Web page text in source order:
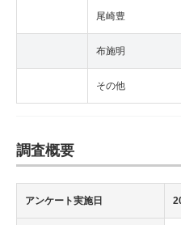
尾崎豊
布施明
その他
調査概要
アンケート実施日